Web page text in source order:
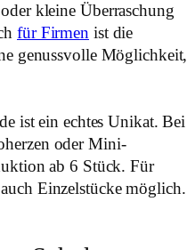
kleine Überraschung
für Firmen ist die
genussvolle Möglichkeit,
ist ein echtes Unikat. Bei
oder Mini-
ab 6 Stück. Für
Einzelstücke möglich.